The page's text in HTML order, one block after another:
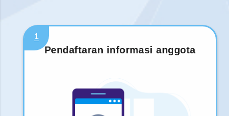
1
Pendaftaran informasi anggota